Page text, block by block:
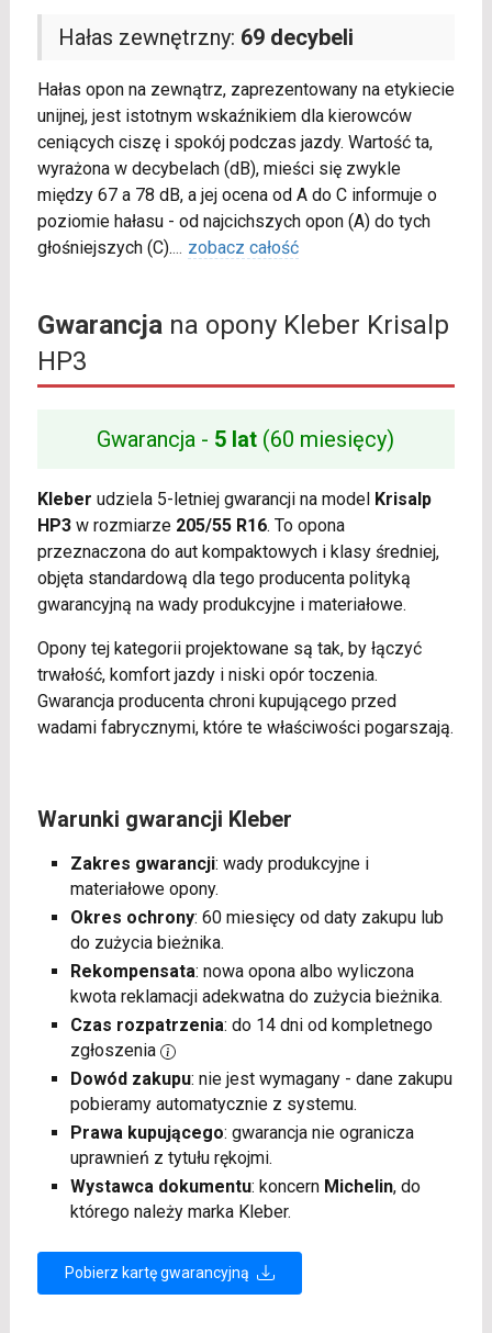
Hałas zewnętrzny: 69 decybeli
Hałas opon na zewnątrz, zaprezentowany na etykiecie
unijnej, jest istotnym wskaźnikiem dla kierowców
ceniących ciszę i spokój podczas jazdy. Wartość ta,
wyrażona w decybelach (dB), mieści się zwykle
między 67 a 78 dB, a jej ocena od A do C informuje o
poziomie hałasu - od najcichszych opon (A) do tych
głośniejszych (C).... zobacz całość
Gwarancjana opony Kleber Krisalp
HP3
Gwarancja - 5 lat (60 miesięcy)
Kleber udziela 5-letniej gwarancji na model Krisalp
HP3w rozmiarze 205/55 R16. To opona
przeznaczona do aut kompaktowych i klasy średniej,
objęta standardową dla tego producenta polityką
gwarancyjną na wady produkcyjne i materiałowe.
Opony tej kategorii projektowane są tak, by łączyć
trwałość, komfort jazdy i niski opór toczenia.
Gwarancja producenta chroni kupującego przed
wadami fabrycznymi, które te właściwości pogarszają.
Warunki gwarancji Kleber
Zakres gwarancji: wady produkcyjne i
materiałowe opony.
Okres ochrony: 60 miesięcy od daty zakupu lub
do zużycia bieżnika.
Rekompensata: nowa opona albo wyliczona
kwota reklamacji adekwatna do zużycia bieżnika.
Czas rozpatrzenia: do 14 dni od kompletnego
zgłoszenia
Dowód zakupu: nie jest wymagany - dane zakupu
pobieramy automatycznie z systemu.
Prawa kupującego: gwarancja nie ogranicza
uprawnień z tytułu rękojmi.
Wystawca dokumentu: koncern Michelin, do
którego należy marka Kleber.
Pobierz kartę gwarancyjną